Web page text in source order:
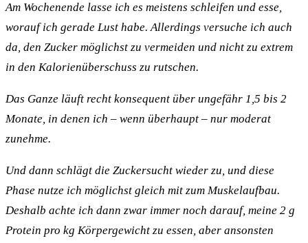
Am Wochenende lasse ich es meistens schleifen und esse,
worauf ich gerade Lust habe. Allerdings versuche ich auch
da, den Zucker möglichst zu vermeiden und nicht zu extrem
in den Kalorienüberschuss zu rutschen.
Das Ganze läuft recht konsequent über ungefähr 1,5 bis 2
Monate, in denen ich – wenn überhaupt – nur moderat
zunehme.
Und dann schlägt die Zuckersucht wieder zu, und diese
Phase nutze ich möglichst gleich mit zum Muskelaufbau.
Deshalb achte ich dann zwar immer noch darauf, meine 2 g
Protein pro kg Körpergewicht zu essen, aber ansonsten